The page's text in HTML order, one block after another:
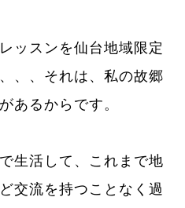
ッスンを仙台地域限定
、、それは、私の故郷
あるからです。
生活して、これまで地
交流を持つことなく過